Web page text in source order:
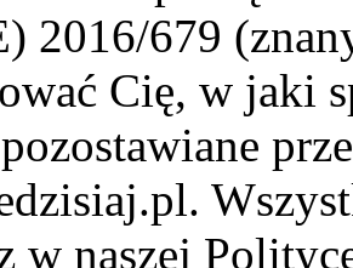
2016/679
Cię, w jaki
w naszej